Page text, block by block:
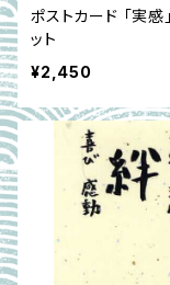
ポストカード 「実感
ット
¥2,450